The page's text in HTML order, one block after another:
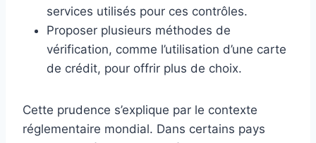
services utilisés pour ces contrôles.
Proposer plusieurs méthodes de
vérification, comme l’utilisation d’une carte
de crédit, pour offrir plus de choix.
Cette prudence s’explique par le contexte
réglementaire mondial. Dans certains pays